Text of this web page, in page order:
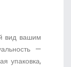
вид вашим
—
упаковка,